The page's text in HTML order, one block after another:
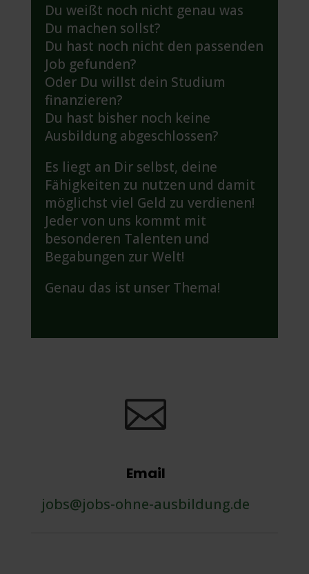
Du weißt noch nicht genau was
Du machen sollst?
Du hast noch nicht den passenden
Job gefunden?
Oder Du willst dein Studium
finanzieren?
Du hast bisher noch keine
Ausbildung abgeschlossen?
Es liegt an Dir selbst, deine
Fähigkeiten zu nutzen und damit
möglichst viel Geld zu verdienen!
Jeder von uns kommt mit
besonderen Talenten und
Begabungen zur Welt!
Genau das ist unser Thema!

Email
jobs@jobs-ohne-ausbildung.de